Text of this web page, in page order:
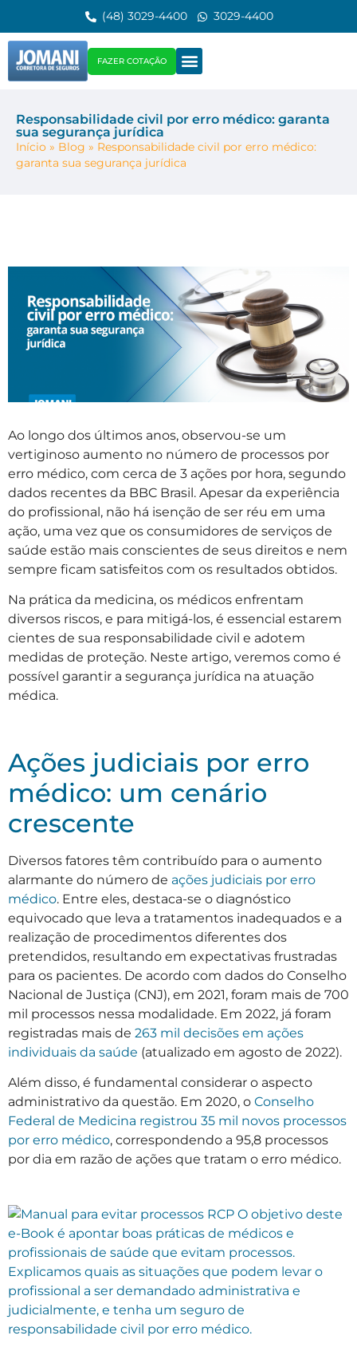
(48) 3029-4400 3029-4400
FAZER COTAÇÃO
Responsabilidade civil por erro médico: garanta
sua segurança jurídica
Início » Blog » Responsabilidade civil por erro médico:
garanta sua segurança jurídica
Ao longo dos últimos anos, observou-se um
vertiginoso aumento no número de processos por
erro médico, com cerca de 3 ações por hora, segundo
dados recentes da BBC Brasil. Apesar da experiência
do profissional, não há isenção de ser réu em uma
ação, uma vez que os consumidores de serviços de
saúde estão mais conscientes de seus direitos e nem
sempre ficam satisfeitos com os resultados obtidos.
Na prática da medicina, os médicos enfrentam
diversos riscos, e para mitigá-los, é essencial estarem
cientes de sua responsabilidade civil e adotem
medidas de proteção. Neste artigo, veremos como é
possível garantir a segurança jurídica na atuação
médica.
Ações judiciais por erro
médico: um cenário
crescente
Diversos fatores têm contribuído para o aumento
alarmante do número de ações judiciais por erro
médico. Entre eles, destaca-se o diagnóstico
equivocado que leva a tratamentos inadequados e a
realização de procedimentos diferentes dos
pretendidos, resultando em expectativas frustradas
para os pacientes. De acordo com dados do Conselho
Nacional de Justiça (CNJ), em 2021, foram mais de 700
mil processos nessa modalidade. Em 2022, já foram
registradas mais de 263 mil decisões em ações
individuais da saúde (atualizado em agosto de 2022).
Além disso, é fundamental considerar o aspecto
administrativo da questão. Em 2020, o Conselho
Federal de Medicina registrou 35 mil novos processos
por erro médico, correspondendo a 95,8 processos
por dia em razão de ações que tratam o erro médico.